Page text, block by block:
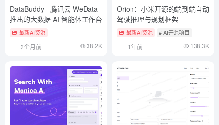
DataBuddy - 腾讯云 WeData
推出的大数据 AI 智能体工作台
最新AI资源
2个月前 38.2K
Orion：小米开源的端到端自动
驾驶推理与规划框架
最新AI资源 # AI开源项目
1年前 138.3K